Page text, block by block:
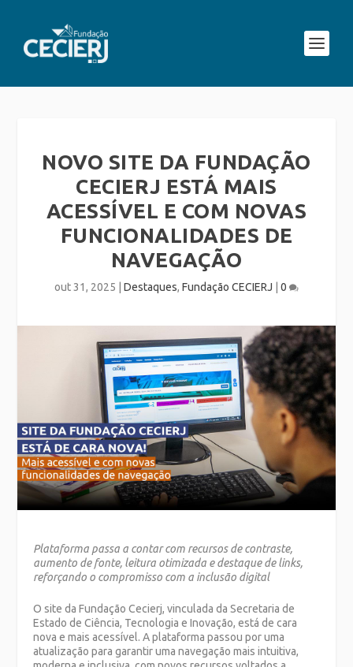
NOVO SITE DA FUNDAÇÃO
CECIERJ ESTÁ MAIS
ACESSÍVEL E COM NOVAS
FUNCIONALIDADES DE
NAVEGAÇÃO
out 31, 2025 Destaques, Fundação CECIERJ 0
Plataforma passa a contar com recursos de contraste,
aumento de fonte, leitura otimizada e destaque de links,
reforçando o compromisso com a inclusão digital
O site da Fundação Cecierj, vinculada da Secretaria de
Estado de Ciência, Tecnologia e Inovação, está de cara
nova e mais acessível. A plataforma passou por uma
atualização para garantir uma navegação mais intuitiva,